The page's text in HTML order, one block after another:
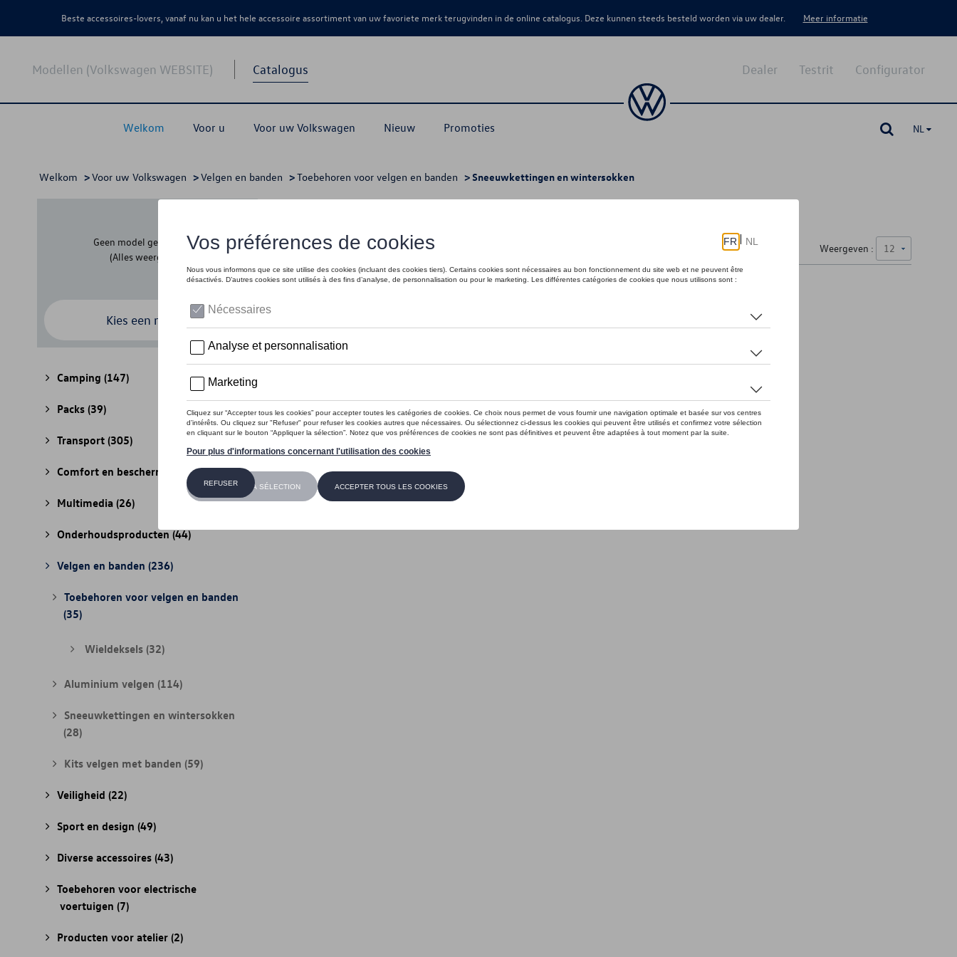
Beste accessoires-lovers, vanaf nu kan u het hele accessoire assortiment van uw favoriete merk terugvinden in de online catalogus. Deze kunnen steeds besteld worden via uw dealer. Meer informatie
Modellen (Volkswagen WEBSITE) Catalogus
Welkom Voor u Voor uw Volkswagen Nieuw Promoties
Configurator
Testrit
Dealer
NL
Welkom >Voor uw Volkswagen >Velgen en banden >Toebehoren voor velgen en banden > Sneeuwkettingen en wintersokken
Geen model geselecteerd
(Alles weergeven)
Kies een model
Camping (147)
Packs (39)
Transport (305)
Comfort en bescherming (841)
Multimedia (26)
Onderhoudsproducten(44)
Velgen en banden (236)
Toebehoren voor velgen en banden
(35)
Wieldeksels (32)
Aluminium velgen (114)
Sneeuwkettingen en wintersokken
(28)
Kits velgen met banden (59)
Veiligheid (22)
Sport en design (49)
Diverse accessoires (43)
Toebehoren voor electrische
voertuigen (7)
Producten voor atelier (2)
Weergeven :